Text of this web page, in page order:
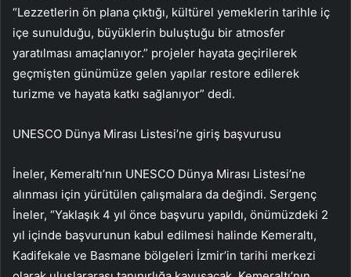
“Lezzetlerin ön plana çıktığı, kültürel yemeklerin tarihle iç
içe sunulduğu, büyüklerin buluştuğu bir atmosfer
yaratılması amaçlanıyor.” projeler hayata geçirilerek
geçmişten günümüze gelen yapılar restore edilerek
turizme ve hayata katkı sağlanıyor” dedi.
UNESCO Dünya Mirası Listesi’ne giriş başvurusu
İneler, Kemeraltı’nın UNESCO Dünya Mirası Listesi’ne
alınması için yürütülen çalışmalara da değindi. Sergenç
İneler, “Yaklaşık 4 yıl önce başvuru yapıldı, önümüzdeki 2
yıl içinde başvurunun kabul edilmesi halinde Kemeraltı,
Kadifekale ve Basmane bölgeleri İzmir’in tarihi merkezi